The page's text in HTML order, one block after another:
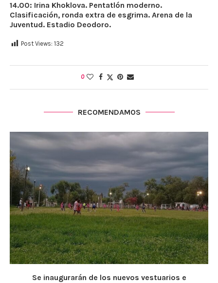
14.00: Irina Khoklova. Pentatlón moderno.
Clasificación, ronda extra de esgrima. Arena de la
Juventud. Estadio Deodoro.
Post Views: 132
0
RECOMENDAMOS
Se inaugurarán de los nuevos vestuarios e